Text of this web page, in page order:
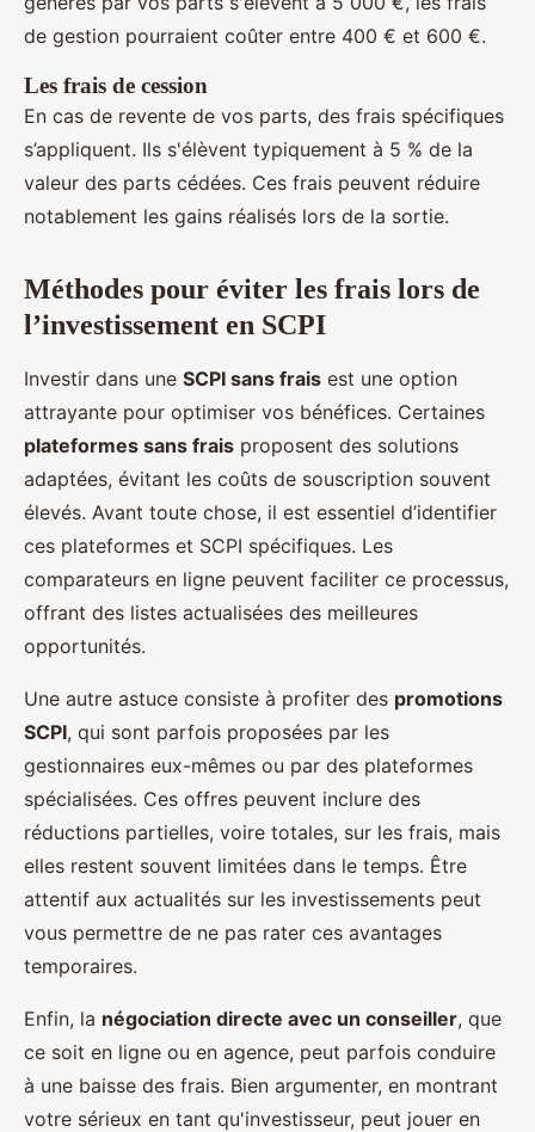
de gestion pourraient coûter entre 400 € et 600 €.
Les frais de cession
En cas de revente de vos parts, des frais spécifiques
s’appliquent. Ils s'élèvent typiquement à 5 % de la
valeur des parts cédées. Ces frais peuvent réduire
notablement les gains réalisés lors de la sortie.
Méthodes pour éviter les frais lors de
l’investissement en SCPI
Investir dans une SCPI sans frais est une option
attrayante pour optimiser vos bénéfices. Certaines
plateformes sans frais proposent des solutions
adaptées, évitant les coûts de souscription souvent
élevés. Avant toute chose, il est essentiel d’identifier
ces plateformes et SCPI spécifiques. Les
comparateurs en ligne peuvent faciliter ce processus,
offrant des listes actualisées des meilleures
opportunités.
Une autre astuce consiste à profiter des promotions
SCPI, qui sont parfois proposées par les
gestionnaires eux-mêmes ou par des plateformes
spécialisées. Ces offres peuvent inclure des
réductions partielles, voire totales, sur les frais, mais
elles restent souvent limitées dans le temps. Être
attentif aux actualités sur les investissements peut
vous permettre de ne pas rater ces avantages
temporaires.
Enfin, la négociation directe avec un conseiller, que
ce soit en ligne ou en agence, peut parfois conduire
à une baisse des frais. Bien argumenter, en montrant
votre sérieux en tant qu'investisseur, peut jouer en